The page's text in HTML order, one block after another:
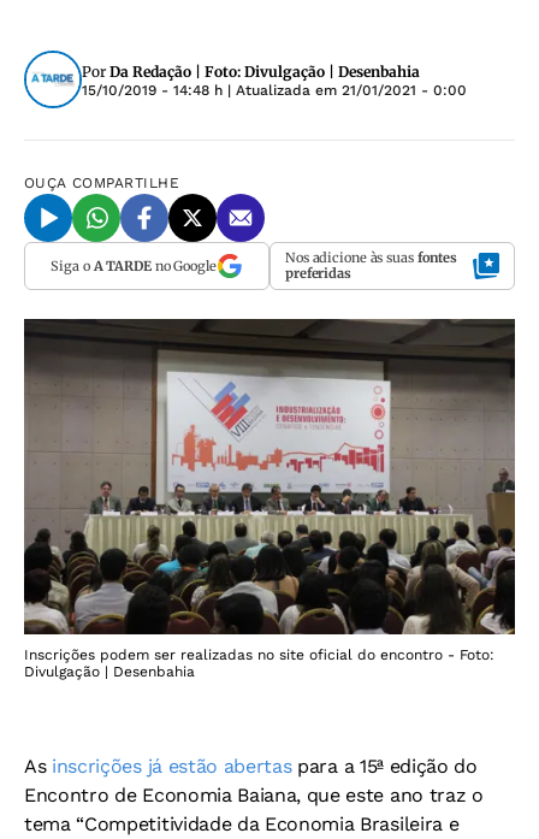
Por Da Redação | Foto: Divulgação | Desenbahia
15/10/2019 - 14:48 h | Atualizada em 21/01/2021 - 0:00
OUÇA COMPARTILHE
Siga o A TARDEno Google Nos adicione às suas fontes
preferidas
Inscrições podem ser realizadas no site oficial do encontro - Foto:
Divulgação | Desenbahia
As inscrições já estão abertaspara a 15ª edição do
Encontro de Economia Baiana, que este ano traz o
tema “Competitividade da Economia Brasileira e